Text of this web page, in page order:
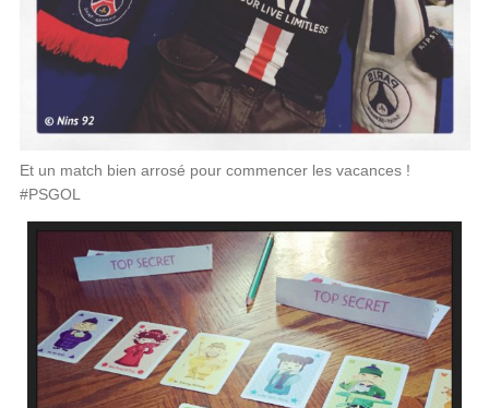
Et un match bien arrosé pour commencer les vacances !
#PSGOL